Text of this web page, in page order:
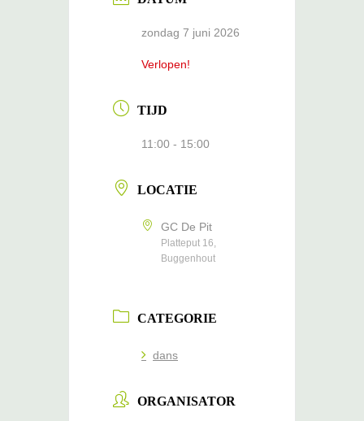
zondag 7 juni 2026
Verlopen!
TIJD
11:00 - 15:00
LOCATIE
GC De Pit
Platteput 16,
Buggenhout
CATEGORIE
dans
ORGANISATOR